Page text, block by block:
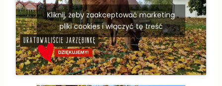
Kliknij, żeby zaakceptować marketing
pliki cookies i włączyć tę treść